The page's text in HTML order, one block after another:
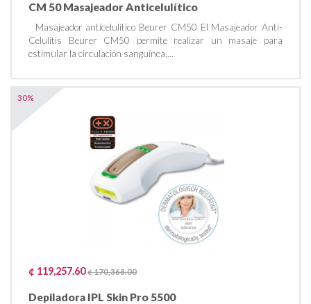
CM 50 Masajeador Anticelulítico
Masajeador anticelulítico Beurer CM50 El Masajeador Anti-
Celulitis Beurer CM50 permite realizar un masaje para
estimular la circulación sanguínea,...
¢ 119,257.60¢ 170,368.00
Depiladora IPL Skin Pro 5500
30%